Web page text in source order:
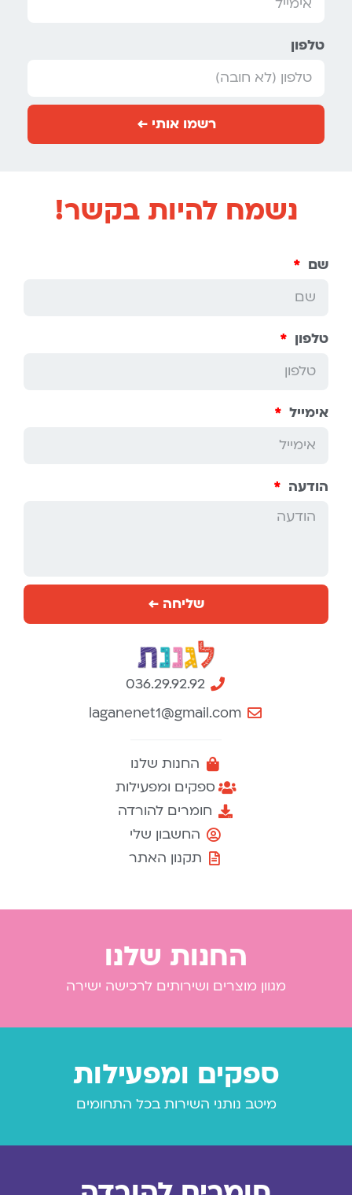
טלפון
רשמו אותי ←
נשמח להיות בקשר!
036.29.92.92
laganenet1@gmail.com
החנות שלנו
ספקים ומפעילות
חומרים להורדה
החשבון שלי
תקנון האתר
שם
טלפון
אימייל
הודעה
שליחה ←
החנות שלנו
מגוון מוצרים ושירותים לרכישה ישירה
ספקים ומפעילות
מיטב נותני השירות בכל התחומים